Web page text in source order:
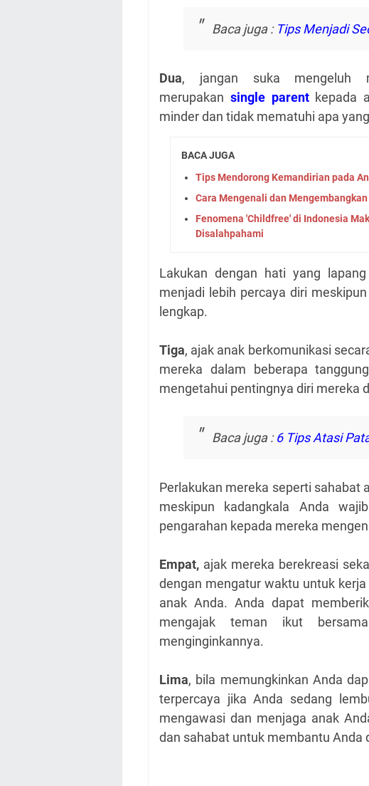
Baca juga : Tips Menjadi
Dua, jangan suka mengeluh
merupakan single parent kepada
minder dan tidak mematuhi apa
BACA JUGA
Tips Mendorong Kemandirian pada
Cara Mengenali dan
Fenomena 'Childfree' di Indonesia
Disalahpahami
Lakukan dengan hati yang
menjadi lebih percaya diri
lengkap.
Tiga, ajak anak berkomunikasi
mereka dalam beberapa
mengetahui pentingnya diri mereka
Baca juga :6 Tips Atasi
Perlakukan mereka seperti sahabat
meskipun kadangkala Anda
pengarahan kepada mereka
Empat, ajak mereka berekreasi
dengan mengatur waktu untuk
anak Anda. Anda dapat
mengajak teman ikut
menginginkannya.
Lima, bila memungkinkan Anda
terpercaya jika Anda sedang
mengawasi dan menjaga anak
dan sahabat untuk membantu Anda